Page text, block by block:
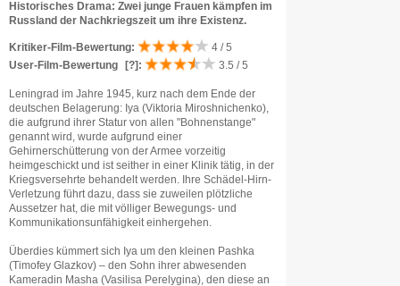
Historisches Drama: Zwei junge Frauen kämpfen im
Russland der Nachkriegszeit um ihre Existenz.
Kritiker-Film-Bewertung:
4 / 5
User-Film-Bewertung
[?] : 3.5 / 5
Leningrad im Jahre 1945, kurz nach dem Ende der
deutschen Belagerung: Iya (Viktoria Miroshnichenko),
die aufgrund ihrer Statur von allen "Bohnenstange"
genannt wird, wurde aufgrund einer
Gehirnerschütterung von der Armee vorzeitig
heimgeschickt und ist seither in einer Klinik tätig, in der
Kriegsversehrte behandelt werden. Ihre Schädel-Hirn-
Verletzung führt dazu, dass sie zuweilen plötzliche
Aussetzer hat, die mit völliger Bewegungs- und
Kommunikationsunfähigkeit einhergehen.
Überdies kümmert sich Iya um den kleinen Pashka
(Timofey Glazkov) – den Sohn ihrer abwesenden
Kameradin Masha (Vasilisa Perelygina), den diese an